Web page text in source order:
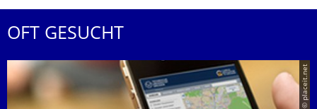
OFT GESUCHT
© placeit.net